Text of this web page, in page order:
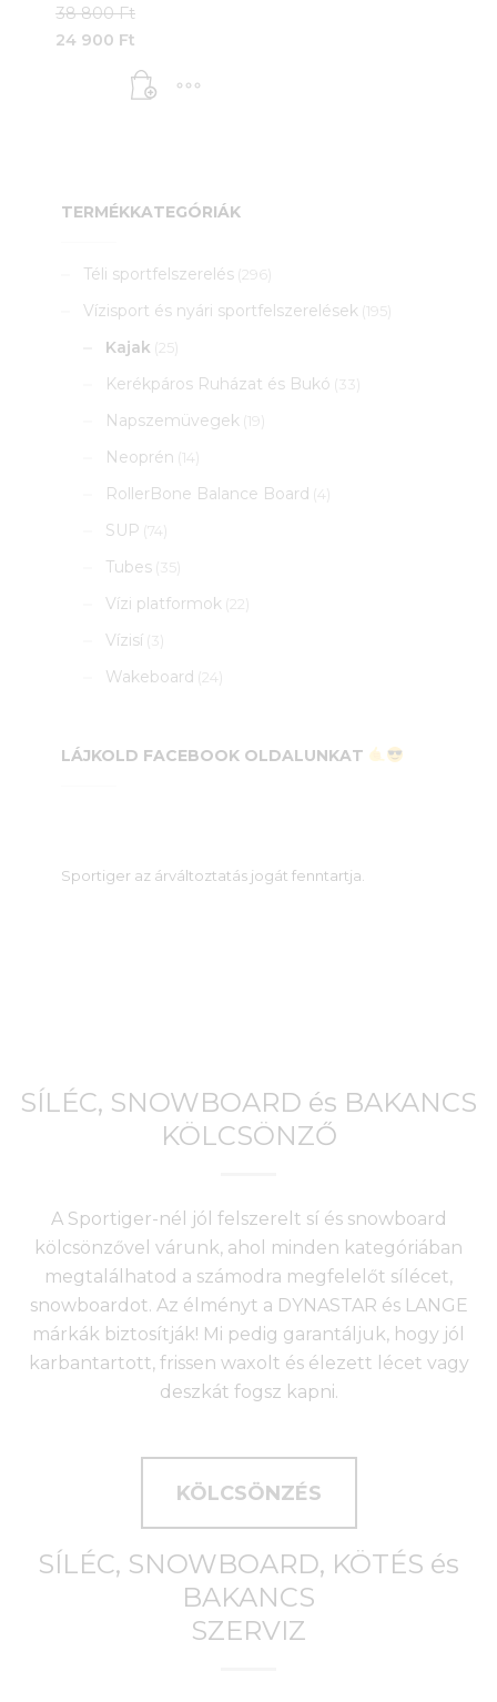
38 800Ft
800 Ft.
24 900 Ft
TERMÉKKATEGÓRIÁK
Téli sportfelszerelés (296)
Vízisport és nyári sportfelszerelések (195)
Kajak (25)
Kerékpáros Ruházat és Bukó (33)
Napszemüvegek (19)
Neoprén (14)
RollerBone Balance Board (4)
SUP (74)
Tubes (35)
Vízi platformok (22)
Vízisí (3)
Wakeboard (24)
LÁJKOLD FACEBOOK OLDALUNKAT
Sportiger az árváltoztatás jogát fenntartja.
SÍLÉC, SNOWBOARD és BAKANCS
KÖLCSÖNZŐ
A Sportiger-nél jól felszerelt sí és snowboard
kölcsönzővel várunk, ahol minden kategóriában
megtalálhatod a számodra megfelelőt sílécet,
snowboardot. Az élményt a DYNASTAR és LANGE
márkák biztosítják! Mi pedig garantáljuk, hogy jól
karbantartott, frissen waxolt és élezett lécet vagy
deszkát fogsz kapni.
KÖLCSÖNZÉS
SÍLÉC, SNOWBOARD, KÖTÉS és
BAKANCS
SZERVIZ